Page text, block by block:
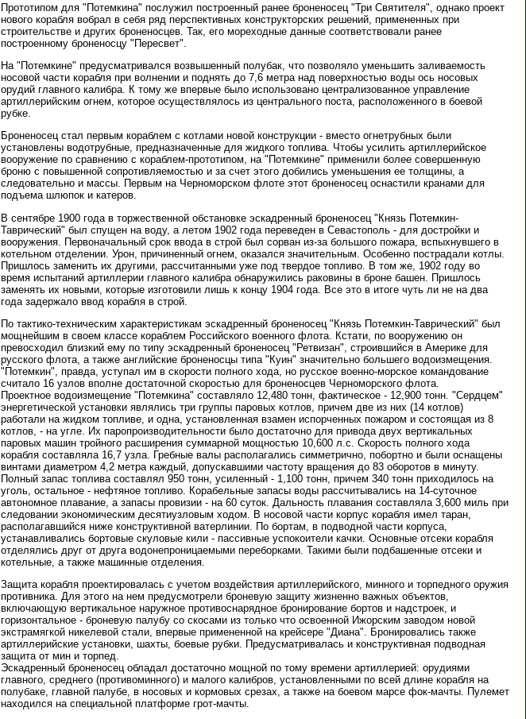
Прототипом для "Потемкина" послужил построенный ранее броненосец "Три Святителя", однако проект
нового корабля вобрал в себя ряд перспективных конструкторских решений, примененных при
строительстве и других броненосцев. Так, его мореходные данные соответствовали ранее
построенному броненосцу "Пересвет".
На "Потемкине" предусматривался возвышенный полубак, что позволяло уменьшить заливаемость
носовой части корабля при волнении и поднять до 7,6 метра над поверхностью воды ось носовых
орудий главного калибра. К тому же впервые было использовано централизованное управление
артиллерийским огнем, которое осуществлялось из центрального поста, расположенного в боевой
рубке.
Броненосец стал первым кораблем с котлами новой конструкции - вместо огнетрубных были
установлены водотрубные, предназначенные для жидкого топлива. Чтобы усилить артиллерийское
вооружение по сравнению с кораблем-прототипом, на "Потемкине" применили более совершенную
броню с повышенной сопротивляемостью и за счет этого добились уменьшения ее толщины, а
следовательно и массы. Первым на Черноморском флоте этот броненосец оснастили кранами для
подъема шлюпок и катеров.
В сентябре 1900 года в торжественной обстановке эскадренный броненосец "Князь Потемкин-
Таврический" был спущен на воду, а летом 1902 года переведен в Севастополь - для достройки и
вооружения. Первоначальный срок ввода в строй был сорван из-за большого пожара, вспыхнувшего в
котельном отделении. Урон, причиненный огнем, оказался значительным. Особенно пострадали котлы.
Пришлось заменить их другими, рассчитанными уже под твердое топливо. В том же, 1902 году во
время испытаний артиллерии главного калибра обнаружились раковины в броне башен. Пришлось
заменять их новыми, которые изготовили лишь к концу 1904 года. Все это в итоге чуть ли не на два
года задержало ввод корабля в строй.
По тактико-техническим характеристикам эскадренный броненосец "Князь Потемкин-Таврический" был
мощнейшим в своем классе кораблем Российского военного флота. Кстати, по вооружению он
превосходил близкий ему по типу эскадренный броненосец "Ретвизан", строившийся в Америке для
русского флота, а также английские броненосцы типа "Куин" значительно большего водоизмещения.
"Потемкин", правда, уступал им в скорости полного хода, но русское военно-морское командование
считало 16 узлов вполне достаточной скоростью для броненосцев Черноморского флота.
Проектное водоизмещение "Потемкина" составляло 12,480 тонн, фактическое - 12,900 тонн. "Сердцем"
энергетической установки являлись три группы паровых котлов, причем две из них (14 котлов)
работали на жидком топливе, и одна, установленная взамен испорченных пожаром и состоящая из 8
котлов, - на угле. Их паропроизводительности было достаточно для привода двух вертикальных
паровых машин тройного расширения суммарной мощностью 10,600 л.с. Скорость полного хода
корабля составляла 16,7 узла. Гребные валы располагались симметрично, побортно и были оснащены
винтами диаметром 4,2 метра каждый, допускавшими частоту вращения до 83 оборотов в минуту.
Полный запас топлива составлял 950 тонн, усиленный - 1,100 тонн, причем 340 тонн приходилось на
уголь, остальное - нефтяное топливо. Корабельные запасы воды рассчитывались на 14-суточное
автономное плавание, а запасы провизии - на 60 суток. Дальность плавания составляла 3,600 миль при
следовании экономическим десятиузловым ходом. В носовой части корпус корабля имел таран,
располагавшийся ниже конструктивной ватерлинии. По бортам, в подводной части корпуса,
устанавливались бортовые скуловые кили - пассивные успокоители качки. Основные отсеки корабля
отделялись друг от друга водонепроницаемыми переборками. Такими были подбашенные отсеки и
котельные, а также машинные отделения.
Защита корабля проектировалась с учетом воздействия артиллерийского, минного и торпедного оружия
противника. Для этого на нем предусмотрели броневую защиту жизненно важных объектов,
включающую вертикальное наружное противоснарядное бронирование бортов и надстроек, и
горизонтальное - броневую палубу со скосами из только что освоенной Ижорским заводом новой
экстрамягкой никелевой стали, впервые примененной на крейсере "Диана". Бронировались также
артиллерийские установки, шахты, боевые рубки. Предусматривалась и конструктивная подводная
защита от мин и торпед.
Эскадренный броненосец обладал достаточно мощной по тому времени артиллерией: орудиями
главного, среднего (противоминного) и малого калибров, установленными по всей длине корабля на
полубаке, главной палубе, в носовых и кормовых срезах, а также на боевом марсе фок-мачты. Пулемет
находился на специальной платформе грот-мачты.